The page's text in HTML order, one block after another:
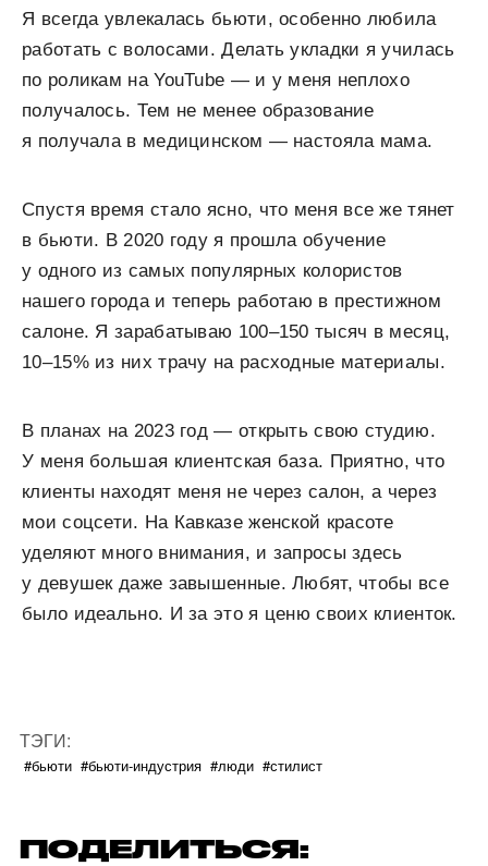
Я всегда увлекалась бьюти, особенно любила
работать с волосами. Делать укладки я училась
по роликам на YouTube — и у меня неплохо
получалось. Тем не менее образование
я получала в медицинском — настояла мама.
Спустя время стало ясно, что меня все же тянет
в бьюти. В 2020 году я прошла обучение
у одного из самых популярных колористов
нашего города и теперь работаю в престижном
салоне. Я зарабатываю 100–150 тысяч в месяц,
10–15% из них трачу на расходные материалы.
В планах на 2023 год — открыть свою студию.
У меня большая клиентская база. Приятно, что
клиенты находят меня не через салон, а через
мои соцсети. На Кавказе женской красоте
уделяют много внимания, и запросы здесь
у девушек даже завышенные. Любят, чтобы все
было идеально. И за это я ценю своих клиенток.
ТЭГИ:
#бьюти #бьюти-индустрия #люди #стилист
ПОДЕЛИТЬСЯ: